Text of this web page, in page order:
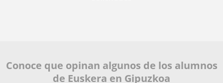
Conoce que opinan algunos de los alumnos
de Euskera en Gipuzkoa